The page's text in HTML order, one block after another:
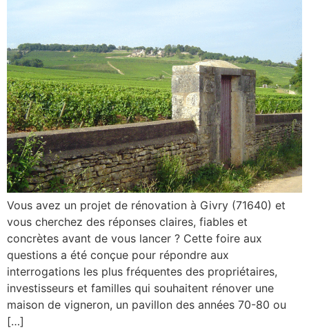
Vous avez un projet de rénovation à Givry (71640) et
vous cherchez des réponses claires, fiables et
concrètes avant de vous lancer ? Cette foire aux
questions a été conçue pour répondre aux
interrogations les plus fréquentes des propriétaires,
investisseurs et familles qui souhaitent rénover une
maison de vigneron, un pavillon des années 70-80 ou
[…]